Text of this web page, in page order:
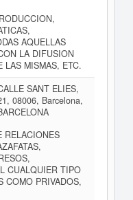
AQUELLAS
LA DIFUSION
LAS MISMAS, ETC.
SANT ELIES,
08006, Barcelona,
RELACIONES
CUALQUIER TIPO
COMO PRIVADOS,